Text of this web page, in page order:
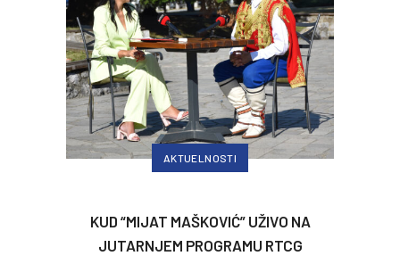
AKTUELNOSTI
KUD “MIJAT MAŠKOVIĆ” UŽIVO NA
JUTARNJEM PROGRAMU RTCG